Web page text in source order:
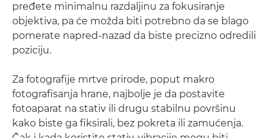
pređete minimalnu razdaljinu za fokusiranje
objektiva, pa će možda biti potrebno da se blago
pomerate napred-nazad da biste precizno odredili
poziciju.
Za fotografije mrtve prirode, poput makro
fotografisanja hrane, najbolje je da postavite
fotoaparat na stativ ili drugu stabilnu površinu
kako biste ga fiksirali, bez pokreta ili zamućenja.